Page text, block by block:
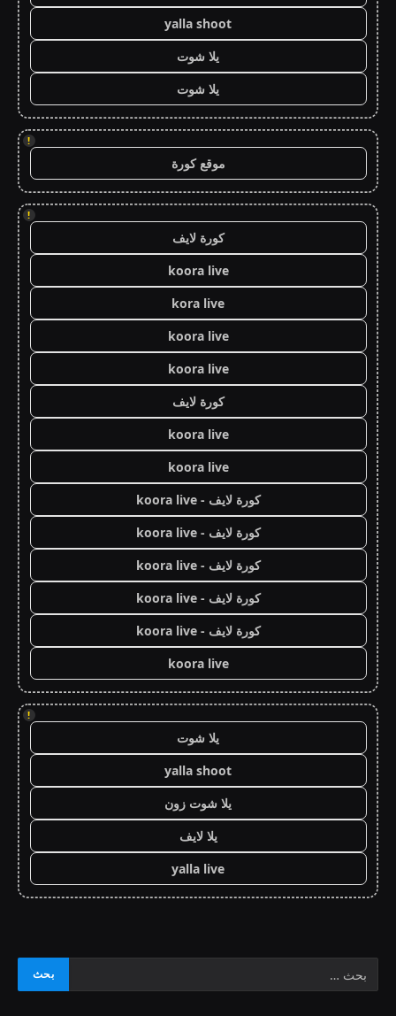
yalla shoot
يلا شوت
يلا شوت
!
موقع كورة
!
كورة لايف
koora live
kora live
koora live
koora live
كورة لايف
koora live
koora live
كورة لايف - koora live
كورة لايف - koora live
كورة لايف - koora live
كورة لايف - koora live
كورة لايف - koora live
koora live
!
يلا شوت
yalla shoot
يلا شوت زون
يلا لايف
yalla live